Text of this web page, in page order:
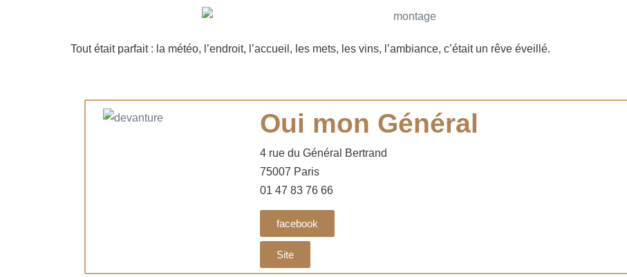
Tout était parfait : la météo, l’endroit, l’accueil, les mets, les vins, l’ambiance, c’était un rêve éveillé.
Oui mon Général
4 rue du Général Bertrand
75007 Paris
01 47 83 76 66
facebook
Site